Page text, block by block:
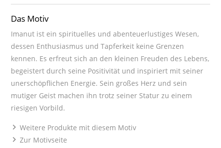
Das Motiv
Imanut ist ein spirituelles und abenteuerlustiges Wesen,
dessen Enthusiasmus und Tapferkeit keine Grenzen
kennen. Es erfreut sich an den kleinen Freuden des Lebens,
begeistert durch seine Positivität und inspiriert mit seiner
unerschöpflichen Energie. Sein großes Herz und sein
mutiger Geist machen ihn trotz seiner Statur zu einem
riesigen Vorbild.
Weitere Produkte mit diesem Motiv
Zur Motivseite